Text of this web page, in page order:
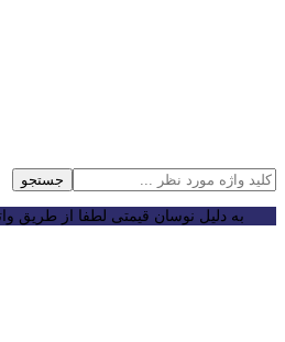
جستجو
به دلیل نوسان قیمتی لطفا از طریق